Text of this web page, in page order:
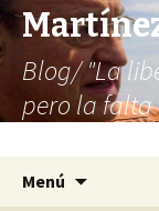
Blog/ "La
pero la
Menú